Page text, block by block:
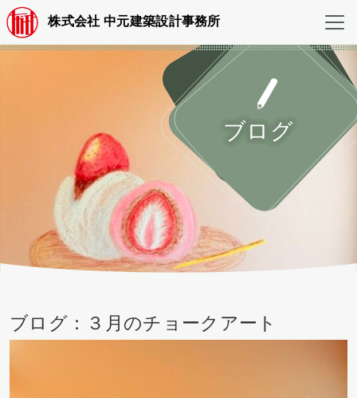
株式会社 中元建築設計事務所
ブログ
ブログ：３月のチョークアート